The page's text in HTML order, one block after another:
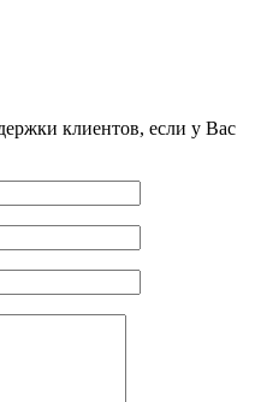
клиентов, если у Вас